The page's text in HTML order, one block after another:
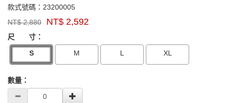
款式號碼： 2320000523200005
牌：
sensor
NT$2,880 NT$ 2,592
GOODS000000000000004088541
尺 寸：
S
M L XL
數量：